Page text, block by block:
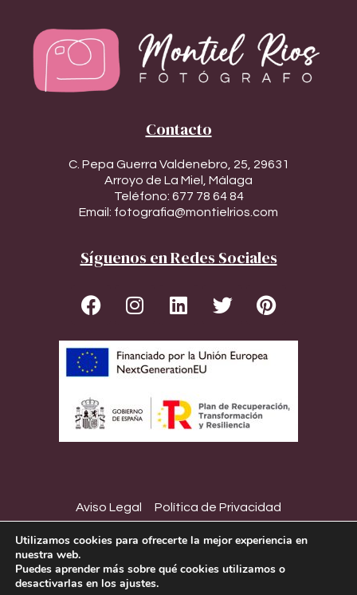
Contacto
C. Pepa Guerra Valdenebro, 25, 29631
Arroyo de La Miel, Málaga
Teléfono: 677 78 64 84
Email: fotografia@montielrios.com
Síguenos en Redes Sociales
Aviso Legal
Política de Privacidad
Copyright © Montiel Ríos 2023
Utilizamos cookies para ofrecerte la mejor experiencia en
nuestra web.
Puedes aprender más sobre qué cookies utilizamos o
desactivarlas en los ajustes.